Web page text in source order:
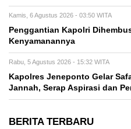
Kamis, 6 Agustus 2026 - 03:50 WITA
Penggantian Kapolri
Kenyamanannya
Rabu, 5 Agustus 2026 - 15:32 WITA
Kapolres Jeneponto Gelar
Jannah, Serap Aspirasi dan
BERITA TERBARU